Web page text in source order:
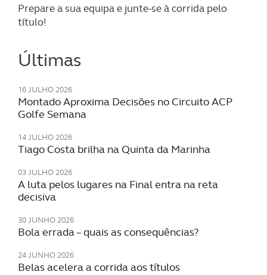
Prepare a sua equipa e junte-se à corrida pelo
título!
Últimas
16 JULHO 2026
Montado Aproxima Decisões no Circuito ACP
Golfe Semana
14 JULHO 2026
Tiago Costa brilha na Quinta da Marinha
03 JULHO 2026
A luta pelos lugares na Final entra na reta
decisiva
30 JUNHO 2026
Bola errada – quais as consequências?
24 JUNHO 2026
Belas acelera a corrida aos títulos